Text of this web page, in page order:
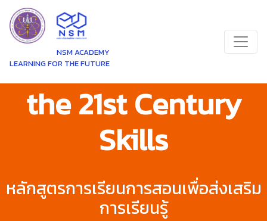
NSM ACADEMY
LEARNING FOR THE FUTURE
the 21st Century
Skills
หลักสูตรการเรียนการสอนเพื่อส่งเสริม
การเรียนรู้